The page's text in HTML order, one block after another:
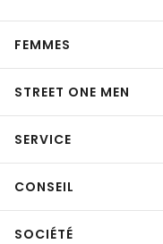
FEMMES
STREET ONE MEN
SERVICE
CONSEIL
SOCIÉTÉ